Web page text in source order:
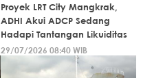
Proyek LRT City Mangkrak,
ADHI Akui ADCP Sedang
Hadapi Tantangan Likuiditas
29/07/2026 08:40 WIB